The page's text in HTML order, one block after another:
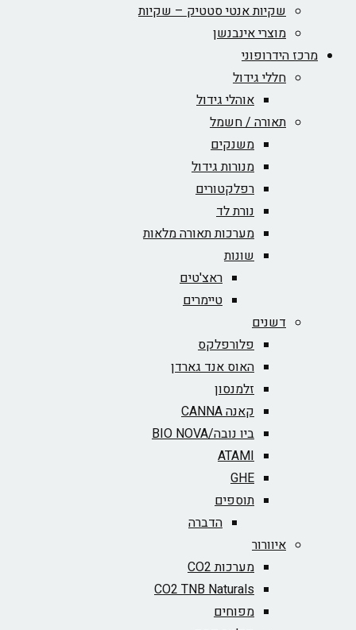
שקיות אנטי סטטיק – שקיות
מוצרי אינבנשן
מרכז הידרופוני
חללי גידול
אוהלי גידול
תאורה / חשמל
משנקים
מנורות גידול
רפלקטורים
נורת לד
מערכות תאורה מלאות
שונות
ראצ'טים
טיימרים
דשנים
פלורפלקס
האוס אנד גארדן
זלמנסון
קאנה CANNA
ביו נובה/BIO NOVA‏
ATAMI
GHE
תוספים
הדברה
איוורור
מערכות CO2
CO2 TNB Naturals
מפוחים